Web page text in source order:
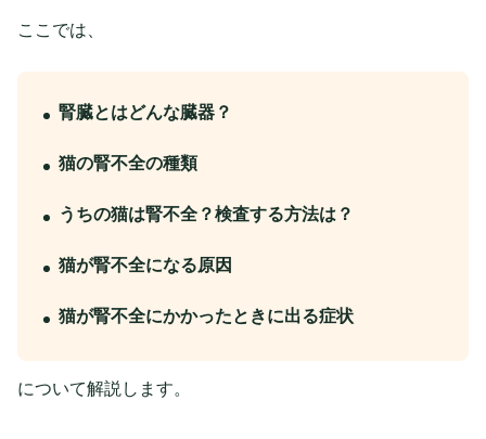
ここでは、
腎臓とはどんな臓器？
猫の腎不全の種類
うちの猫は腎不全？検査する方法は？
猫が腎不全になる原因
猫が腎不全にかかったときに出る症状
について解説します。